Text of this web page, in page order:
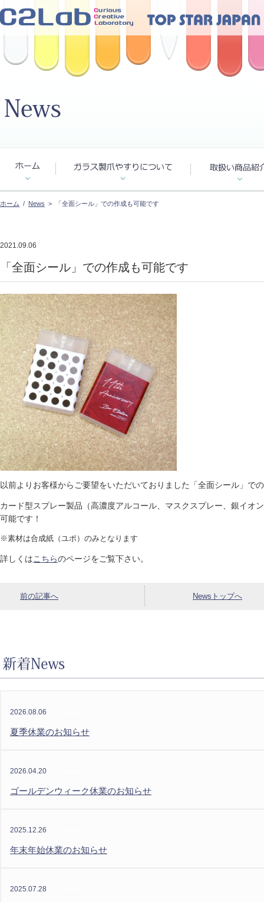
ホーム / News > 「全面シール」での作成も可能です
2021.09.06
「全面シール」での作成も可能です
以前よりお客様からご要望をいただいておりました「全面シール」で
カード型スプレー製品（高濃度アルコール、マスクスプレー、銀イオ
可能です！
※素材は合成紙（ユポ）のみとなります
詳しくはこちらのページをご覧下さい。
前の記事へ Newsトップへ
2026.08.06
夏季休業のお知らせ
2026.04.20
ゴールデンウィーク休業のお知らせ
2025.12.26
年末年始休業のお知らせ
2025.07.28